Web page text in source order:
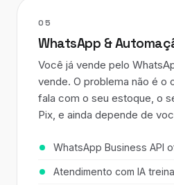
05
WhatsApp &
Você já vende pelo
vende. O problema não é o
fala com o seu estoque, o
Pix, e ainda depende de
WhatsApp Business API
Atendimento com IA